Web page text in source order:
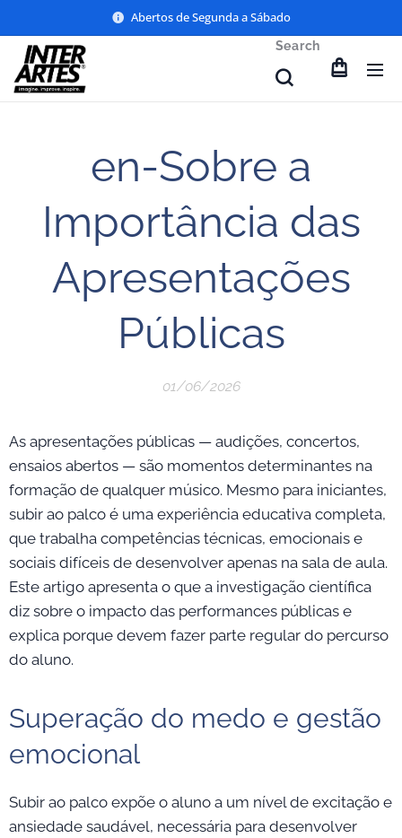
Abertos de Segunda a Sábado
Search
en-Sobre a
Importância das
Apresentações
Públicas
01/06/2026
As apresentações públicas — audições, concertos,
ensaios abertos — são momentos determinantes na
formação de qualquer músico. Mesmo para iniciantes,
subir ao palco é uma experiência educativa completa,
que trabalha competências técnicas, emocionais e
sociais difíceis de desenvolver apenas na sala de aula.
Este artigo apresenta o que a investigação científica
diz sobre o impacto das performances públicas e
explica porque devem fazer parte regular do percurso
do aluno.
Superação do medo e gestão
emocional
Subir ao palco expõe o aluno a um nível de excitação e
ansiedade saudável, necessária para desenvolver